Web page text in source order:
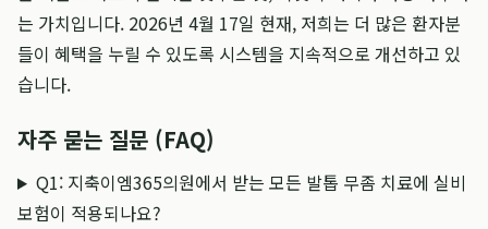
는 가치입니다. 2026년 4월 17일 현재, 저희는 더 많은 환자분
들이 혜택을 누릴 수 있도록 시스템을 지속적으로 개선하고 있
습니다.
자주 묻는 질문 (FAQ)
Q1: 지축이엠365의원에서 받는 모든 발톱 무좀 치료에 실비
보험이 적용되나요?